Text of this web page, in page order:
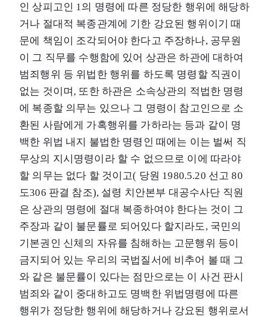
인 상피고인 1의 명령에 따른 정당한 행위에 해당하
거나 절대적 복종관계에 기한 강요된 행위이기 때
문에 책임이 조각되어야 한다고 주장하나, 공무원
이 그 직무를 수행함에 있어 상관은 하관에 대하여
범죄행위 등 위법한 행위를 하도록 명령할 직권이
없는 것이며, 또한 하관은 소속상관의 적법한 명령
에 복종할 의무는 있으나 그 명령이 참고인으로 소
환된 사람에게 가혹행위를 가하라는 등과 같이 명
백한 위법 내지 불법한 명령인 때에는 이는 벌써 직
무상의 지시명령이라 할 수 없으므로 이에 따라야
할 의무는 없다 할 것이고( 당원 1980.5.20 선고 80
도306 판결 참조), 설령 치안본부 대공수사단 직원
은 상관의 명령에 절대 복종하여야 한다는 것이 그
주장과 같이 불문률로 되어있다 할지라도, 국민의
기본권인 신체의 자유를 침해하는 고문행위 등이
금지되어 있는 우리의 국법질서에 비추어 볼 때 그
와 같은 불문률이 있다는 점만으로는 이 사건 판시
범죄와 같이 중대하고도 명백한 위법명령에 따른
행위가 정당한 행위에 해당하거나 강요된 행위로서